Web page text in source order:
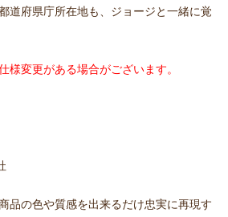
道府県庁所在地も、ジョージと一緒に覚
様変更がある場合がございます。
品の色や質感を出来るだけ忠実に再現す